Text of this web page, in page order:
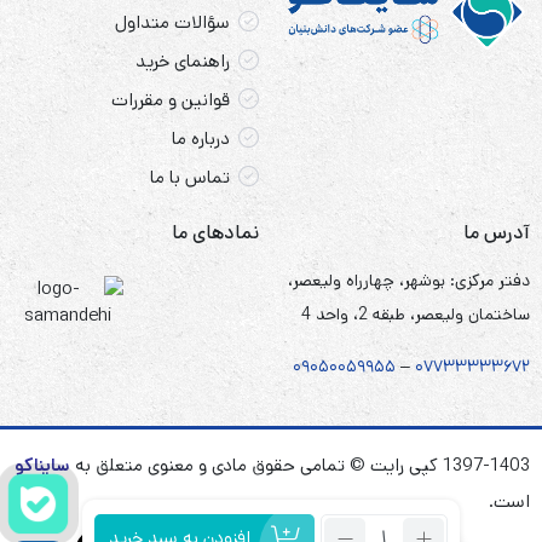
دستگاه‌های کنترل از راه دور: در ماشین‌ها، قایق‌ها و
هواپیماهای کنترل از راه دور به دلیل نرخ تخلیه بالا و
دوام مورد استفاده قرار می‌گیرند.
الکترونیک قابل حمل
: در دستگاه‌های الکترونیکی قابل
حمل قدیمی، اگرچه در دستگاه‌های مدرن بیشتر با
باتری‌های NiMH یا لیتیوم-یون جایگزین شده‌اند.
سؤالات متداول
راهنمای خرید
قوانین و مقررات
درباره ما
تماس با ما
آدرس ما
دفتر مرکزی: بوشهر، چهارراه ولیعصر،
ساختمان ولیعصر، طبقه 2، واحد 4
۰۷۷۳۳۳۳۳۶۷۲ – ۰۹۰۵۰۰۵۹۹۵۵
نمادهای ما
1397-1403 کپی رایت © تمامی حقوق مادی و معنوی متعلق به
سایناکو
است.
تعداد: